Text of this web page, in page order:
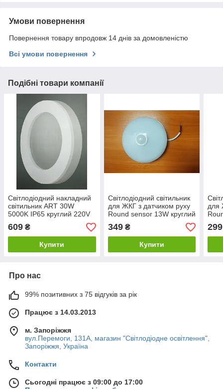
Умови повернення
Повернення товару впродовж 14 днів за домовленістю
Всі умови повернення
Подібні товари компанії
Світлодіодний накладний
світильник ART 30W
5000K IP65 круглий 220V
Код.55591
609 ₴
Купити
Світлодіодний світильник
для ЖКГ з датчиком руху
Round sensor 13W круглий
6000К IP65 Код.59809
349₴
Купити
для
299
Про нас
99% позитивних з 75 відгуків за рік
Працює з 14.03.2013
м. Запоріжжя
вул.Перемоги, 131А, магазин "Світлодіодне освітлення",
Запоріжжя, Україна
Контакти
Сьогодні працює з 09:00 до 17:00